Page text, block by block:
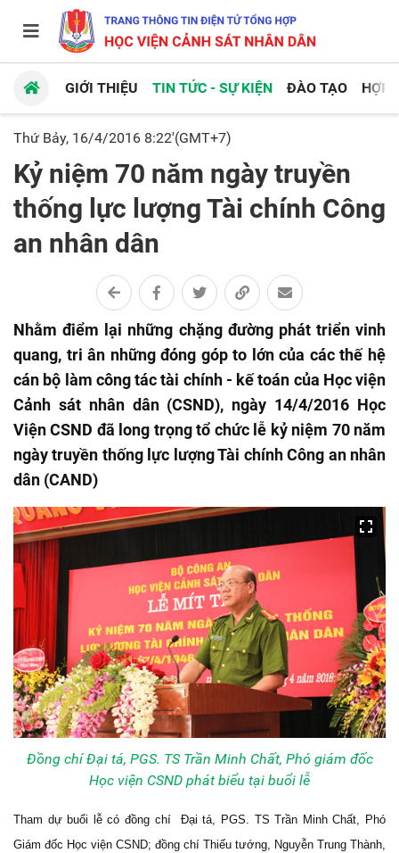
GIỚI THIỆU TIN TỨC - SỰ KIỆN ĐÀO TẠO HỢP
Thứ Bảy, 16/4/2016 8:22'(GMT+7)
Kỷ niệm 70 năm ngày truyền
thống lực lượng Tài chính Công
an nhân dân
Nhằm điểm lại những chặng đường phát triển vinh
quang, tri ân những đóng góp to lớn của các thế hệ
cán bộ làm công tác tài chính - kế toán của Học viện
Cảnh sát nhân dân (CSND), ngày 14/4/2016 Học
Viện CSND đã long trọng tổ chức lễ kỷ niệm 70 năm
ngày truyền thống lực lượng Tài chính Công an nhân
dân (CAND)
Đồng chí Đại tá, PGS. TS Trần Minh Chất, Phó giám đốc
Học viện CSND phát biểu tại buổi lễ
Tham dự buổi lễ có đồng chí Đại tá, PGS. TS Trần Minh Chất, Phó
Giám đốc Học viện CSND; đồng chí Thiếu tướng, Nguyễn Trung Thành,